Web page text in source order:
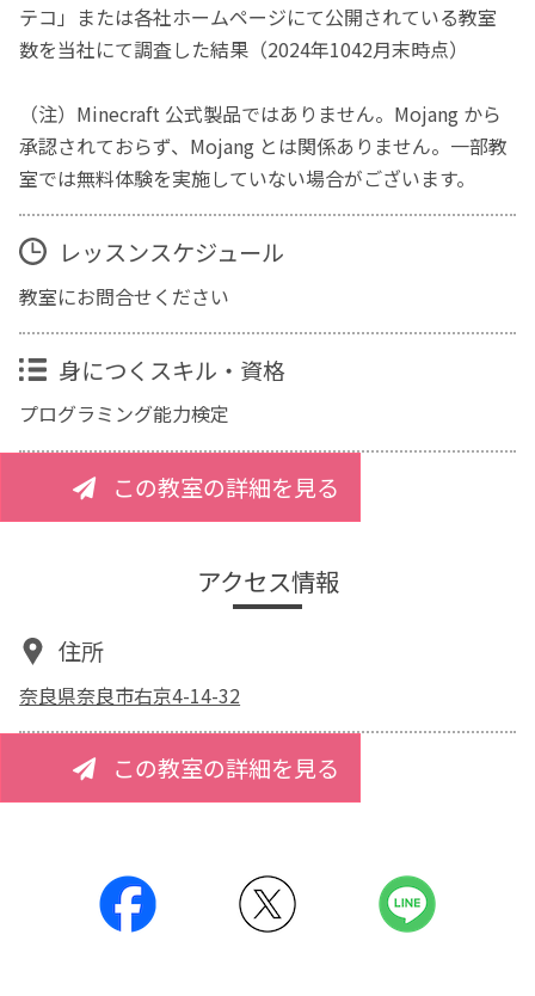
テコ」または各社ホームページにて公開されている教室
数を当社にて調査した結果（2024年1042月末時点）
（注）Minecraft 公式製品ではありません。Mojang から
承認されておらず、Mojang とは関係ありません。一部教
室では無料体験を実施していない場合がございます。
レッスンスケジュール
教室にお問合せください
身につくスキル・資格
プログラミング能力検定
この教室の詳細を見る
アクセス情報
住所
奈良県奈良市右京4-14-32
この教室の詳細を見る